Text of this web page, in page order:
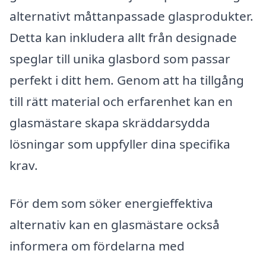
alternativt måttanpassade glasprodukter.
Detta kan inkludera allt från designade
speglar till unika glasbord som passar
perfekt i ditt hem. Genom att ha tillgång
till rätt material och erfarenhet kan en
glasmästare skapa skräddarsydda
lösningar som uppfyller dina specifika
krav.
För dem som söker energieffektiva
alternativ kan en glasmästare också
informera om fördelarna med